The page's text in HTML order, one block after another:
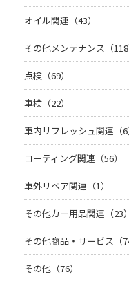
オイル関連（43）
その他メンテナンス（118
点検（69）
車検（22）
車内リフレッシュ関連（6
コーティング関連（56）
車外リペア関連（1）
その他カー用品関連（23）
その他商品・サービス（74
その他（76）